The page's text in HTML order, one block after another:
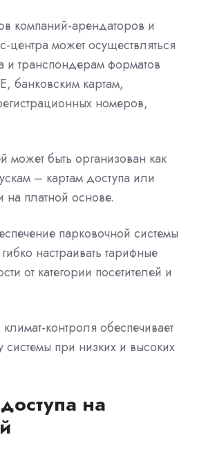
компаний-арендаторов и
центра может осуществляться
и транспондерам форматов
банковским картам,
номеров,
может быть организован как
– картам доступа или
на платной основе.
парковочной системы
настраивать тарифные
от категории посетителей и
контроля обеспечивает
при низких и высоких
на